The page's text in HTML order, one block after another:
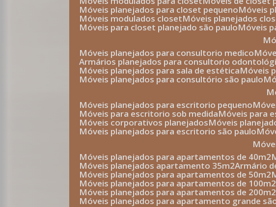
móveis planejados para closet pequeno
móveis modulados closet móveis planejados
móveis para closet planejado são paulo
móveis planejados para consultorio medico
armários planejados para consultorio
móveis planejados para sala de estética
móveis planejados para consultório são paulo
móveis planejados para escritorio pequeno
móveis para escritorio sob medida móveis
móveis corporativos planejados móveis
móveis planejados para escritorio são paulo
móveis planejados para apartamentos de 40m2
móveis planejados apartamento 35m2 armário
móveis planejados para apartamentos de 50m2
móveis planejados para apartamentos de 100m2
móveis planejados para apartamentos de 200m2
móveis planejados para apartamento grande